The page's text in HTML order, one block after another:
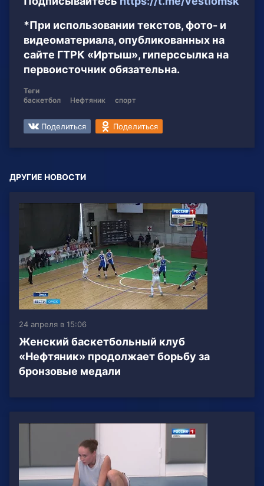
*При использовании текстов, фото- и
видеоматериала, опубликованных на
сайте ГТРК «Иртыш», гиперссылка на
первоисточник обязательна.
Теги
баскетбол
Нефтяник спорт
Поделиться Поделиться
ДРУГИЕ НОВОСТИ
24 апреля в 15:06
Женский баскетбольный клуб
«Нефтяник» продолжает борьбу за
бронзовые медали